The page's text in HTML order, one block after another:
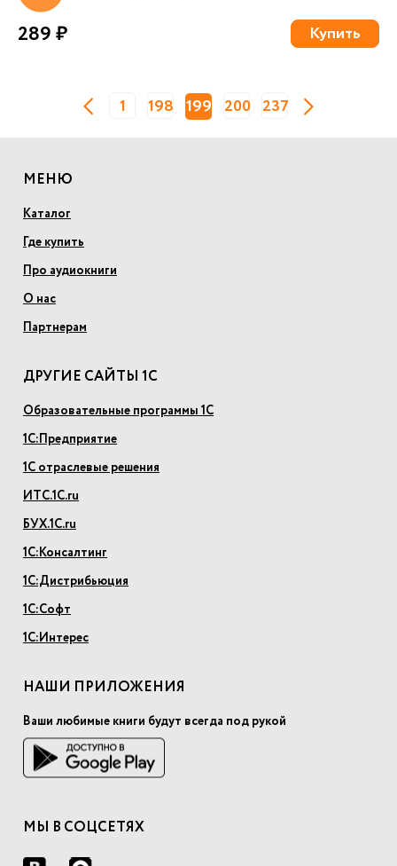
289 ₽ Купить
1 198 199 200 237
МЕНЮ
Каталог
Где купить
Про аудиокниги
О нас
Партнерам
ДРУГИЕ САЙТЫ 1С
Образовательные программы 1С
1С:Предприятие
1С отраслевые решения
ИТС.1С.ru
БУХ.1С.ru
1С:Консалтинг
1С:Дистрибьюция
1С:Софт
1С:Интерес
НАШИ ПРИЛОЖЕНИЯ
Ваши любимые книги будут всегда под рукой
МЫ В СОЦСЕТЯХ